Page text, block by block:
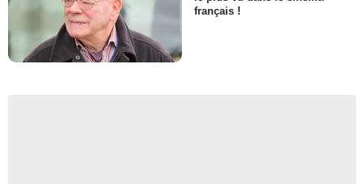
français !